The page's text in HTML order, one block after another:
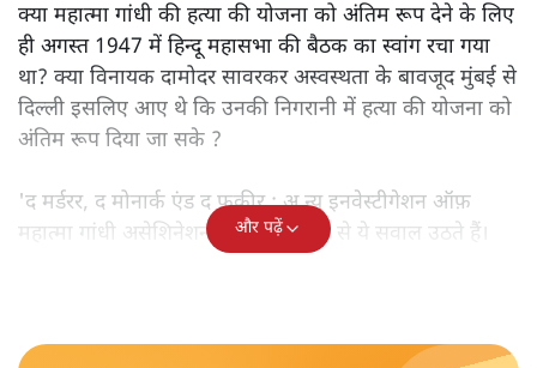
क्या महात्मा गांधी की हत्या की योजना को अंतिम रूप देने के लिए
ही अगस्त 1947 में हिन्दू महासभा की बैठक का स्वांग रचा गया
था? क्या विनायक दामोदर सावरकर अस्वस्थता के बावजूद मुंबई से
दिल्ली इसलिए आए थे कि उनकी निगरानी में हत्या की योजना को
अंतिम रूप दिया जा सके ?
'द मर्डरर, द मोनार्क एंड द फ़कीर : अ न्यू इनवेस्टीगेशन ऑफ़
महात्मा गांधी असेशिनेशन' नामक किताब से ये सवाल उठते हैं।
और पढ़ें